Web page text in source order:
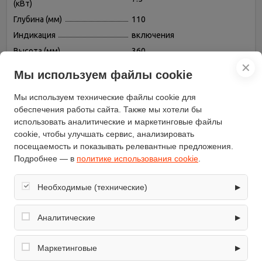
(кВт)
Глубина (мм)
110
Индикация
включения
Высота (мм)
360
Бренд
AEG
Установка
вертикальная
Защита от перегрева
Способ нагрева
электрический
Управление
Ограничение температуры
есть
Способ крепления
Место подводки
Количество точек
водоразбора
несколько точек (напорный)
✕
Мы используем файлы cookie
Мы используем технические файлы cookie для
обеспечения работы сайта. Также мы хотели бы
использовать аналитические и маркетинговые файлы
cookie, чтобы улучшать сервис, анализировать
посещаемость и показывать релевантные предложения.
Подробнее — в политике использования cookie
Необходимые (технические) ▶
Обеспечивают корректную работу сайта: оформление
заказа, корзина, вход в личный кабинет. Без них основные
Аналитические ▶
Собирают обезличенную информацию о посещениях и
использовании сайта (например, счётчики аналитики),
Маркетинговые ▶